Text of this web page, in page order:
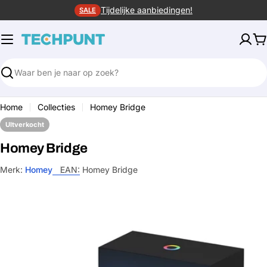
naar
inhoud
SALE Tijdelijke aanbiedingen!
Zoeken
Home Collecties Homey Bridge
UItverkocht
Homey Bridge
Merk: Homey EAN: Homey Bridge